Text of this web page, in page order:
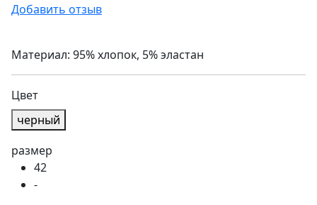
Добавить отзыв
Материал: 95% хлопок, 5% эластан
Цвет
черный
размер
42
-